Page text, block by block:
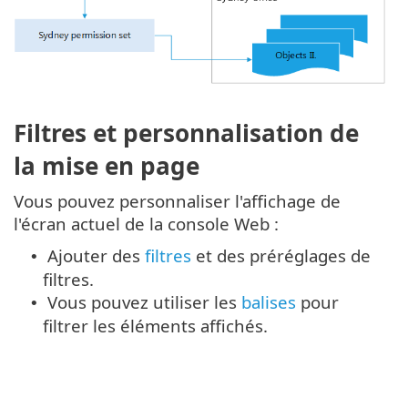
Filtres et personnalisation de
la mise en page
Vous pouvez personnaliser l'affichage de
l'écran actuel de la console Web :
• Ajouter des filtres et des préréglages de
filtres.
• Vous pouvez utiliser les balises pour
filtrer les éléments affichés.